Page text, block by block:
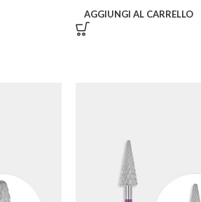
AGGIUNGI AL CARRELLO